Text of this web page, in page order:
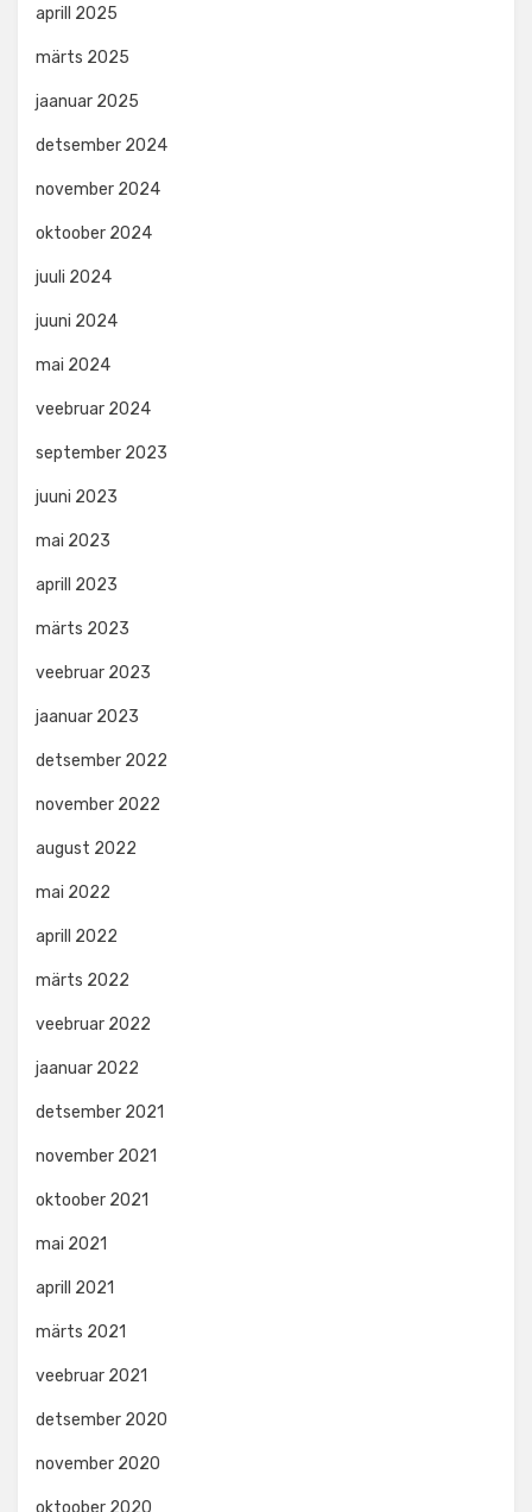
aprill 2025
märts 2025
jaanuar 2025
detsember 2024
november 2024
oktoober 2024
juuli 2024
juuni 2024
mai 2024
veebruar 2024
september 2023
juuni 2023
mai 2023
aprill 2023
märts 2023
veebruar 2023
jaanuar 2023
detsember 2022
november 2022
august 2022
mai 2022
aprill 2022
märts 2022
veebruar 2022
jaanuar 2022
detsember 2021
november 2021
oktoober 2021
mai 2021
aprill 2021
märts 2021
veebruar 2021
detsember 2020
november 2020
oktoober 2020